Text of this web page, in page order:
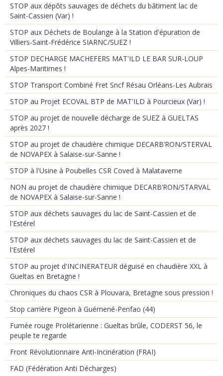
STOP aux dépôts sauvages de déchets du bâtiment lac de
Saint-Cassien (Var) !
STOP aux Déchets de Boulange à la Station d'épuration de
Villiers-Saint-Frédérice SIARNC/SUEZ !
STOP DECHARGE MACHEFERS MAT'ILD LE BAR SUR-LOUP
Alpes-Maritimes !
STOP Transport Combiné Fret Sncf Résau Orléans-Les Aubrais
STOP au Projet ECOVAL BTP de MAT'ILD à Pourcieux (Var) !
STOP au projet de nouvelle décharge de SUEZ à GUELTAS
après 2027 !
STOP au projet de chaudière chimique DECARB’RON/STERVAL
de NOVAPEX à Salaise-sur-Sanne !
STOP à l'Usine à Poubelles CSR Coved à Malataverne
NON au projet de chaudière chimique DECARB’RON/STARVAL
de NOVAPEX à Salaise-sur-Sanne !
STOP aux déchets sauvages du lac de Saint-Cassien et de
l'Estérel
STOP aux déchets sauvages du lac de Saint-Cassien et de
l'Estérel
STOP au projet d'INCINERATEUR déguisé en chaudière XXL à
Gueltas en Bretagne !
Chroniques du chaos CSR à Plouvara, Bretagne sous pression !
Stop carrière Pigeon à Guémené-Penfao (44)
Fumée rouge Prolétarienne : Gueltas brûle, CODERST 56, le
peuple te regarde
Front Révolutionnaire Anti-Incinération (FRAI)
FAD (Fédération Anti Décharges)